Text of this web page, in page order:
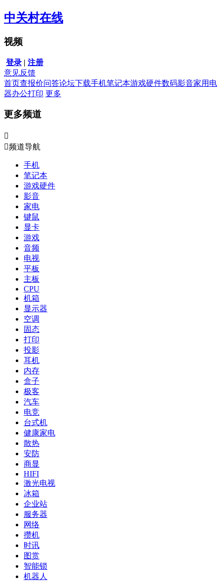
中关村在线
视频
登录 | 注册
意见反馈
首页查报价问答论坛下载手机笔记本游戏硬件数码影音家用电
器办公打印 更多
更多频道

频道导航
手机
笔记本
游戏硬件
影音
家电
键鼠
显卡
游戏
音频
电视
平板
主板
CPU
机箱
显示器
空调
固态
打印
投影
耳机
内存
盒子
极客
汽车
电竞
台式机
健康家电
散热
安防
商显
HIFI
激光电视
冰箱
企业站
服务器
网络
攒机
时讯
图赏
智能锁
机器人